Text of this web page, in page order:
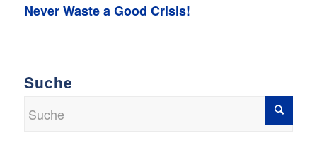
Never Waste a Good Crisis!
Suche